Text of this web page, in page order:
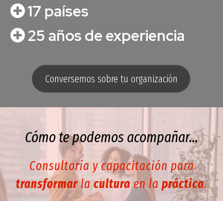
17 países
25 años de experiencia
Conversemos sobre tu organización
Cómo te podemos acompañar...
Consultoría y capacitación para
transformarla culturaen la práctica.